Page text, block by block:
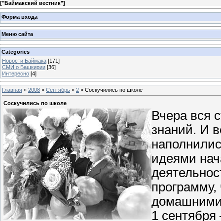
["Баймакский вестник"]
Форма входа
Меню сайта
Categories
Новости Баймака [171]
СМИ о Башкирии [36]
Интересно [4]
Главная » 2008 » Сентябрь » 2 » Соскучились по школе
Соскучились по школе
Вчера вся
знаний. И
идеями
1